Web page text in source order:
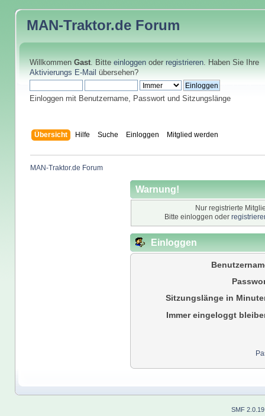
MAN-Traktor.de Forum
Willkommen Gast. Bitte einloggenoder registrieren. Haben Sie Ihre
Aktivierungs E-Mail übersehen?
Einloggen mit Benutzername, Passwort und Sitzungslänge
Übersicht Hilfe Suche Einloggen Mitglied werden
MAN-Traktor.de Forum
Warnung!
Nur registrierte
Bitte einloggen oder
Einloggen
Sitzungslänge in
Immer eingeloggt
SMF 2.0.19